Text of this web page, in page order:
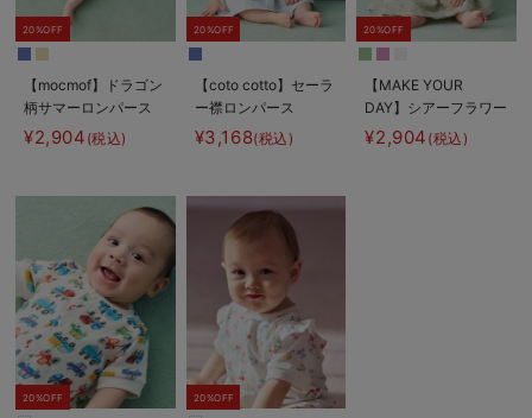
20%OFF
【mocmof】ドラゴン
柄サマーロンパース
¥2,904 (税込)
20%OFF
【coto cotto】セーラ
ー襟ロンパース
¥3,168(税込)
20%OFF
【MAKE YOUR
DAY】シアーフラワー
ロンパース
¥2,904 (税込)
20%OFF 20%OFF